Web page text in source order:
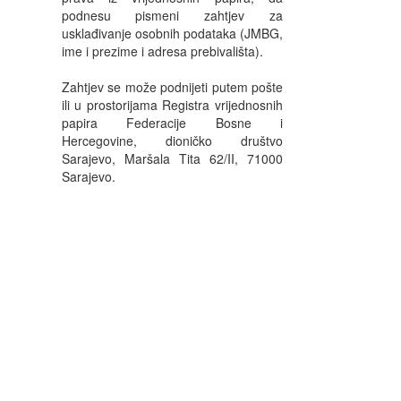
podnesu pismeni zahtjev za
usklađivanje osobnih podataka (JMBG,
ime i prezime i adresa prebivališta).
Zahtjev se može podnijeti putem pošte
ili u prostorijama Registra vrijednosnih
papira Federacije Bosne i
Hercegovine, dioničko društvo
Sarajevo, Maršala Tita 62/II, 71000
Sarajevo.